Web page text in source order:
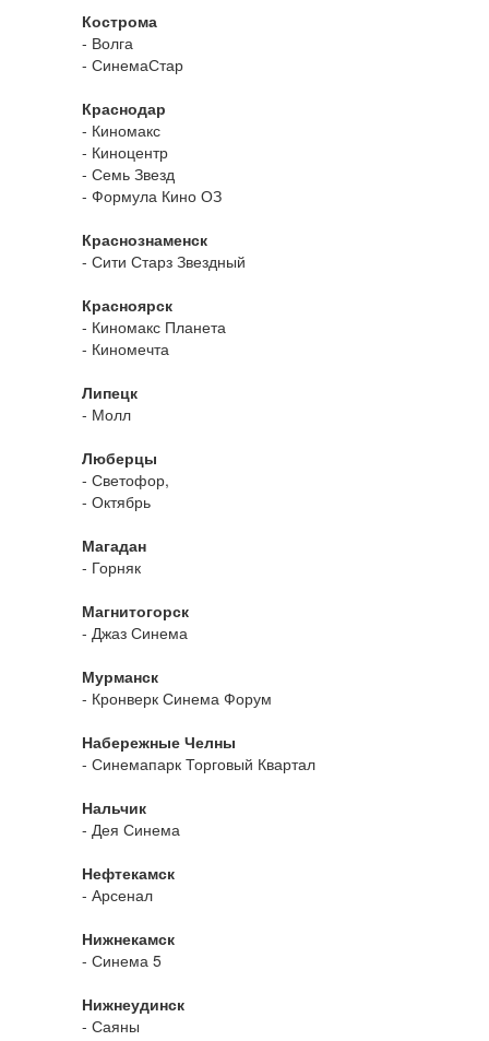
Кострома
- Волга
- СинемаСтар
Краснодар
- Киномакс
- Киноцентр
- Семь Звезд
- Формула Кино ОЗ
Краснознаменск
- Сити Старз Звездный
Красноярск
- Киномакс Планета
- Киномечта
Липецк
- Молл
Люберцы
- Светофор,
- Октябрь
Магадан
- Горняк
Магнитогорск
- Джаз Синема
Мурманск
- Кронверк Синема Форум
Набережные Челны
- Синемапарк Торговый Квартал
Нальчик
- Дея Синема
Нефтекамск
- Арсенал
Нижнекамск
- Синема 5
Нижнеудинск
- Саяны